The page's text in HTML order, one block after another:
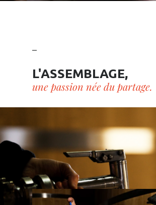
L'ASSEMBLAGE,
une passion née du partage.